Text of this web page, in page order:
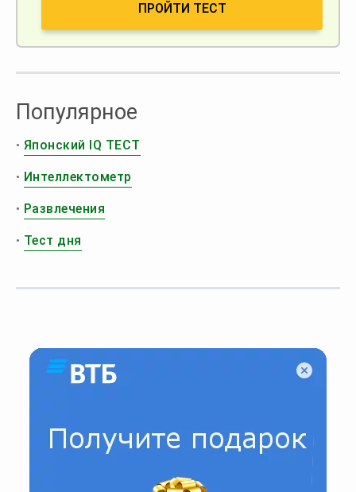
ПРОЙТИ ТЕСТ
Популярное
• Японский IQ ТЕСТ
• Интеллектометр
• Развлечения
• Тест дня